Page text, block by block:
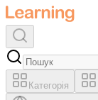
Категорія